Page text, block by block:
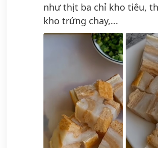
như thịt ba chỉ kho tiêu,
kho trứng chay,...